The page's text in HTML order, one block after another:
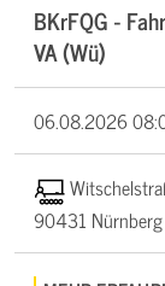
BKrFQG -
VA (Wü)
06.08.2026
90431 Nürnberg